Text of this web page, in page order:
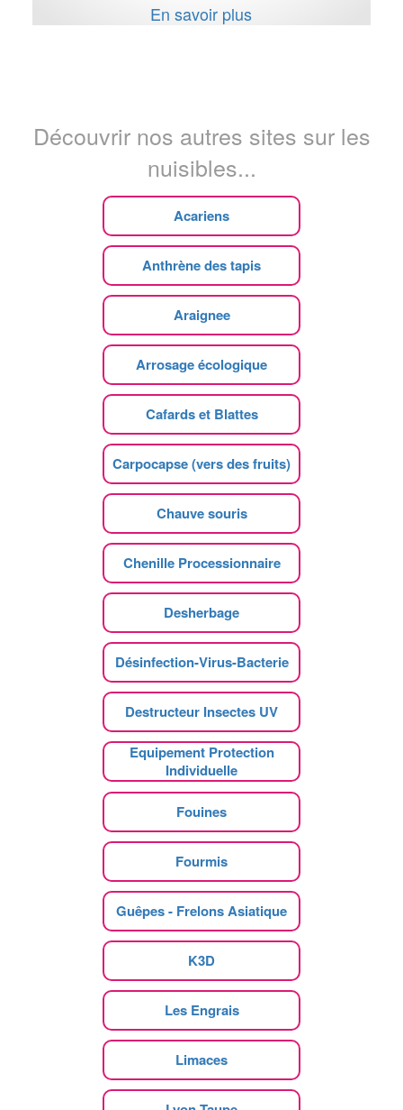
En savoir plus
Découvrir nos autres sites sur les
nuisibles...
Acariens
Anthrène des tapis
Araignee
Arrosage écologique
Cafards et Blattes
Carpocapse (vers des fruits)
Chauve souris
Chenille Processionnaire
Desherbage
Désinfection-Virus-Bacterie
Destructeur Insectes UV
Equipement Protection
Individuelle
Fouines
Fourmis
Guêpes - Frelons Asiatique
K3D
Les Engrais
Limaces